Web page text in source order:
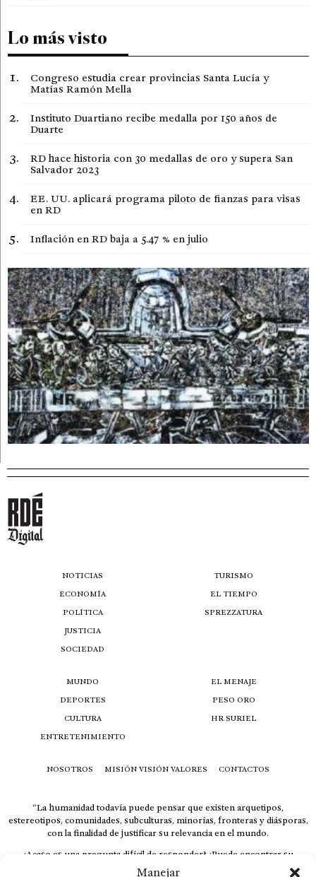
Manejar
Lo más visto
Congreso estudia crear provincias Santa Lucía y
Matías Ramón Mella
Instituto Duartiano recibe medalla por 150 años de
Duarte
RD hace historia con 30 medallas de oro y supera San
Salvador 2023
EE. UU. aplicará programa piloto de fianzas para visas
en RD
Inflación en RD baja a 5.47 % en julio
NOTICIAS
ECONOMÍA
POLÍTICA
JUSTICIA
SOCIEDAD
TURISMO
EL TIEMPO
SPREZZATURA
MUNDO
DEPORTES
CULTURA
ENTRETENIMIENTO
EL MENAJE
PESO ORO
HR SURIEL
NOSOTROS MISIÓN VISIÓN VALORES CONTACTOS
“La humanidad todavía puede pensar que existen arquetipos,
estereotipos, comunidades, subculturas, minorías, fronteras y diásporas,
con la finalidad de justificar su relevancia en el mundo.
¿Acaso es una pregunta difícil de responder? ¿Puede encontrar su
respuesta al instante, otorgando al receptor cuestionado espacio y